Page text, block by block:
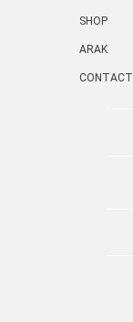
SHOP
ARAK
CONTACT